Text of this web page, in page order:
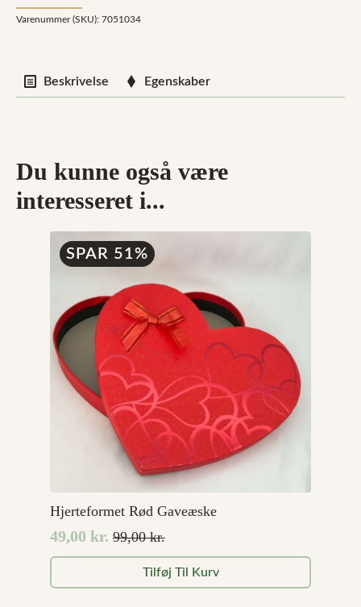
Varenummer (SKU): 7051034
Beskrivelse Egenskaber
Du kunne også være
interesseret i...
SPAR 51%
Hjerteformet Rød Gaveæske
99,00kr.
Den
oprindelige
pris
49,00 kr.
Den
aktuelle
pris
Tilføj Til Kurv